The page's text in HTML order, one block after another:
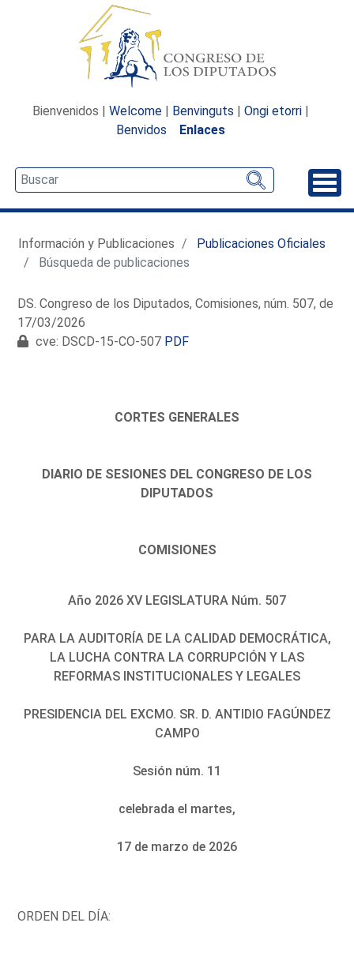
Bienvenidos | Welcome | Benvinguts | Ongi etorri |
Benvidos
Enlaces
Información y Publicaciones
Publicaciones Oficiales
Búsqueda de publicaciones
DS. Congreso de los Diputados, Comisiones, núm. 507, de
17/03/2026
cve: DSCD-15-CO-507 PDF
CORTES GENERALES
DIARIO DE SESIONES DEL CONGRESO DE LOS
DIPUTADOS
COMISIONES
Año 2026 XV LEGISLATURA Núm. 507
PARA LA AUDITORÍA DE LA CALIDAD DEMOCRÁTICA,
LA LUCHA CONTRA LA CORRUPCIÓN Y LAS
REFORMAS INSTITUCIONALES Y LEGALES
PRESIDENCIA DEL EXCMO. SR. D. ANTIDIO FAGÚNDEZ
CAMPO
Sesión núm. 11
celebrada el martes,
17 de marzo de 2026
ORDEN DEL DÍA: